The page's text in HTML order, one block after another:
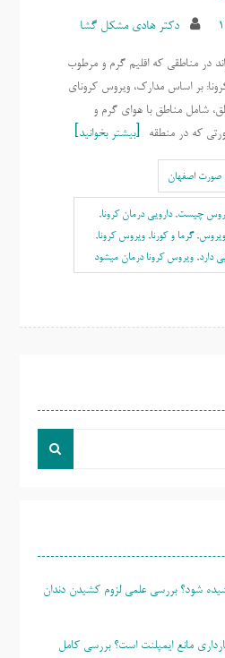
دکتر هادی مشکل گشا
در مناطقی که اقلیم گرم و مرطوب
بر اساس مدارک، ویروس کرونای
شامل مناطق با هوای گرم و
که در منطقه
بیشتر بخوانید
اصفهان
چیست,دارویی درمان کرونا,
ویروس,گرما و کورنا, ویروس کرونا,
دارد, ویروس کرونا درمان میشود
شود؟ بررسی علمی لزوم کشیدن دندان
بارداری مانع ایمپلنت است؟ بررسی کامل